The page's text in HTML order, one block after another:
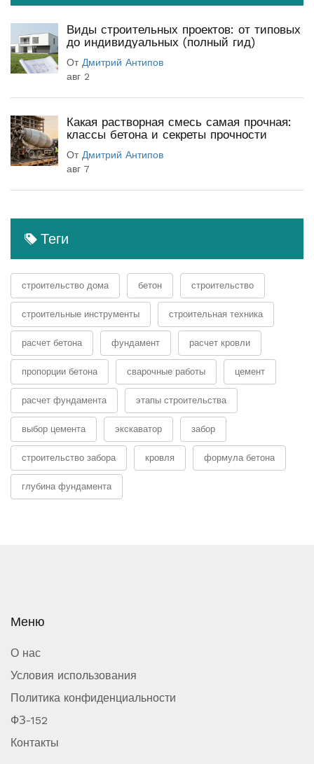
Виды строительных проектов: от типовых
до индивидуальных (полный гид)
От Дмитрий Антипов
авг 2
Какая растворная смесь самая прочная:
классы бетона и секреты прочности
От Дмитрий Антипов
авг 7
Теги
строительство дома бетон строительство
строительные инструменты строительная техника
расчет бетона фундамент расчет кровли
пропорции бетона сварочные работы цемент
расчет фундамента этапы строительства
выбор цемента экскаватор забор
строительство забора кровля формула бетона
глубина фундамента
Меню
О нас
Условия использования
Политика конфиденциальности
ФЗ-152
Контакты